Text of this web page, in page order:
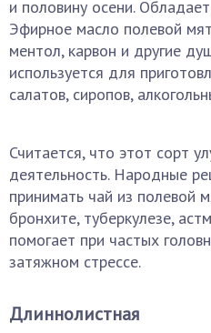
и половину осени.
Эфирное масло полевой
ментол, карвон и другие
используется для
салатов, сиропов,
Считается, что этот сорт
деятельность. Народные
принимать чай из полевой
бронхите, туберкулезе,
помогает при частых
затяжном стрессе.
Длиннолистная